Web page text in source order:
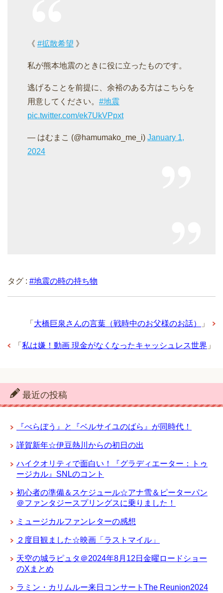
《 #拡散希望 》
私が熊本地震のときに役に立ったものです。
逃げることを前提に、余裕のある方はこちらを
用意してください。 #地震
pic.twitter.com/ek7UkVPpxt
— はむまこ (@hamumako_me_i) January 1,
2024
タグ : #地震の時の持ち物
「 大橋巨泉さんの言葉（戦時中のお父様のお話） 」
「 私は嫌！動画 現金がなくなったキャッシュレス世界 」
最近の投稿
『べらぼう』と『ベルサイユのばら』が同時代！
謹賀新年☆伊豆熱川からの初日の出
ハイクオリティで面白い！『グラディエーター：トゥ
ージカル』SNLのコント
初心者の準備＆スケジュール☆アナ雪＆ピーターパン
＠ファンタジースプリングスに乗りました！
ミュージカルファンレターの感想
２度目観ました☆映画「ラストマイル」
天空の城ラピュタ＠2024年8月12日金曜ロードショー
のXまとめ
ラミン・カリムルー来日コンサートThe Reunion2024